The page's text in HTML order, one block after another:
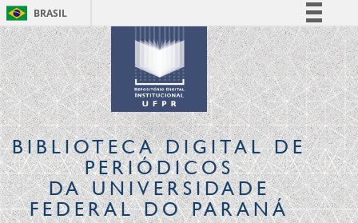
BRASIL
Simplifique!
Comunica BR
Participe
Acesso à informação
Legislação
Canais
BIBLIOTECA DIGITALDE
PERIÓDICOS
DA UNIVERSIDADE
FEDERAL DO PARANÁ